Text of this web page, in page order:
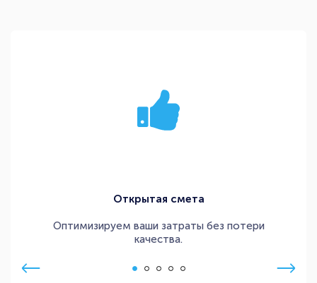
Открытая смета
Оптимизируем ваши затраты без потери
качества.